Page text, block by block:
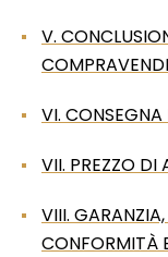
V.
VI. CONSEGNA
VII. PREZZO DI
VIII.
CONFORMITÀ